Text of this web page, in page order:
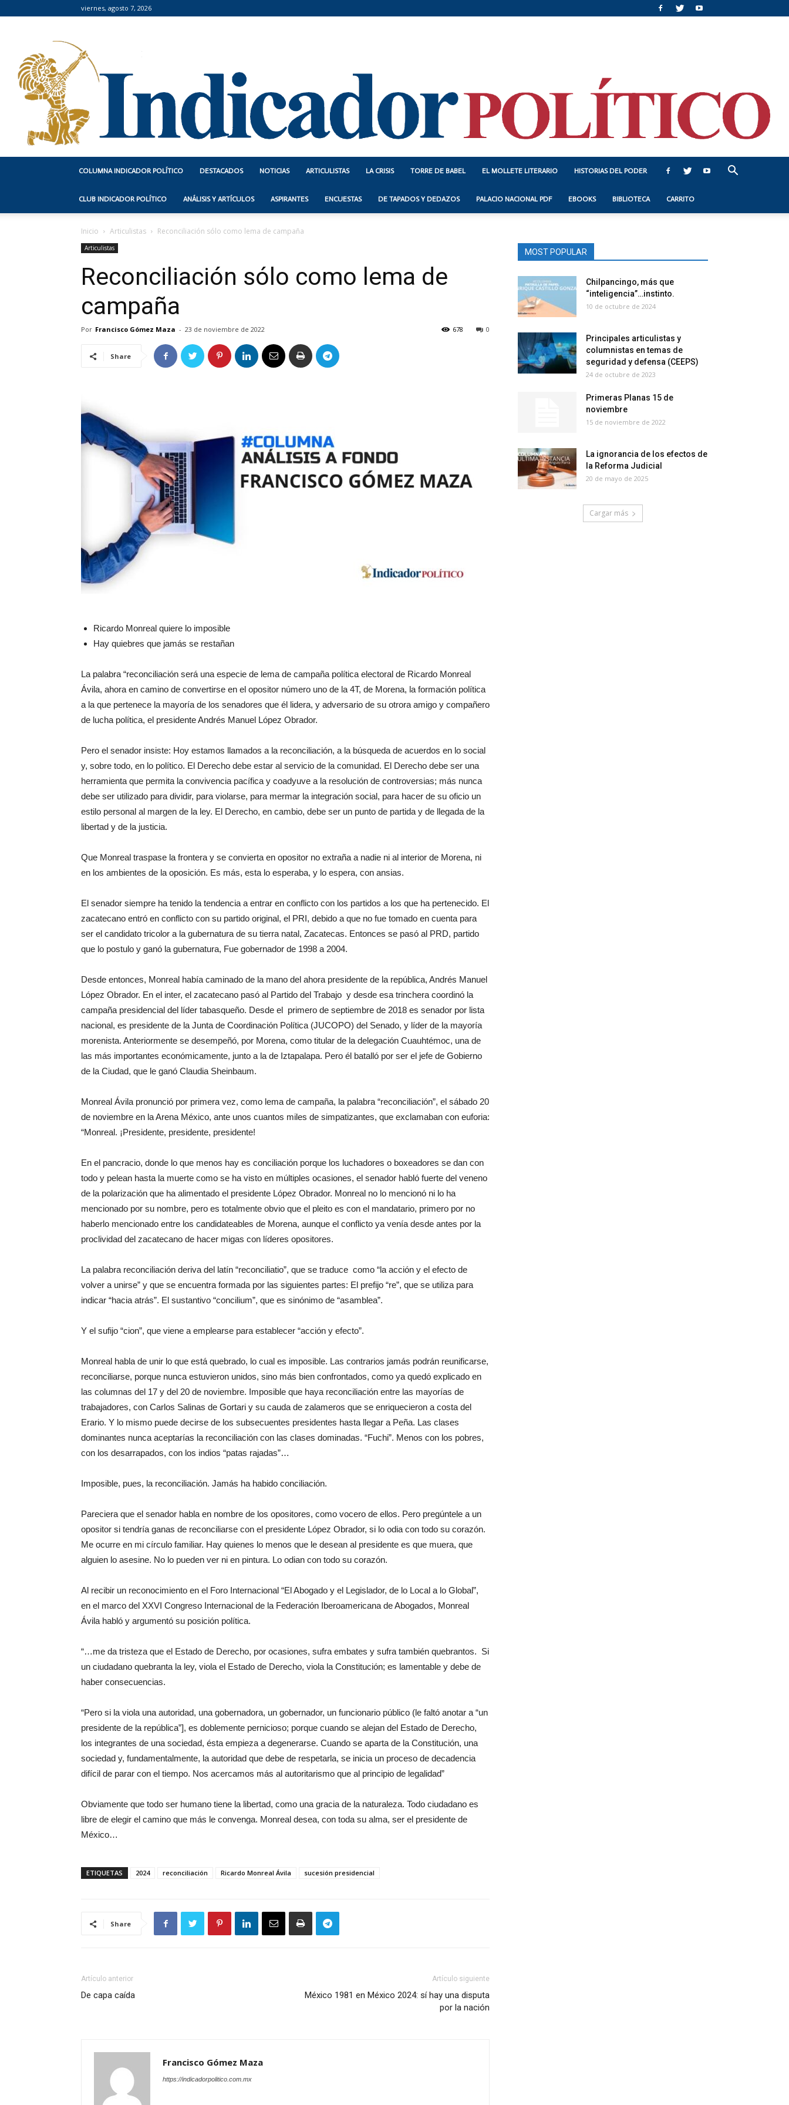
viernes, agosto 7, 2026
Indicador
Político
COLUMNA INDICADOR POLÍTICO DESTACADOS NOTICIAS ARTICULISTAS LA CRISIS TORRE DE BABEL EL MOLLETE LITERARIO HISTORIAS DEL PODER
CLUB INDICADOR POLÍTICO ANÁLISIS Y ARTÍCULOS ASPIRANTES ENCUESTAS DE TAPADOS Y DEDAZOS PALACIO NACIONAL PDF EBOOKS BIBLIOTECA CARRITO
Inicio Articulistas Reconciliación sólo como lema de campaña
Articulistas
Reconciliación sólo como lema de
campaña
Por Francisco Gómez Maza - 23 de noviembre de 2022 0
678
Share
Ricardo Monreal quiere lo imposible
Hay quiebres que jamás se restañan
La palabra “reconciliación será una especie de lema de campaña política electoral de Ricardo Monreal
Ávila, ahora en camino de convertirse en el opositor número uno de la 4T, de Morena, la formación política
a la que pertenece la mayoría de los senadores que él lidera, y adversario de su otrora amigo y compañero
de lucha política, el presidente Andrés Manuel López Obrador.
Pero el senador insiste: Hoy estamos llamados a la reconciliación, a la búsqueda de acuerdos en lo social
y, sobre todo, en lo político. El Derecho debe estar al servicio de la comunidad. El Derecho debe ser una
herramienta que permita la convivencia pacífica y coadyuve a la resolución de controversias; más nunca
debe ser utilizado para dividir, para violarse, para mermar la integración social, para hacer de su oficio un
estilo personal al margen de la ley. El Derecho, en cambio, debe ser un punto de partida y de llegada de la
libertad y de la justicia.
Que Monreal traspase la frontera y se convierta en opositor no extraña a nadie ni al interior de Morena, ni
en los ambientes de la oposición. Es más, esta lo esperaba, y lo espera, con ansias.
El senador siempre ha tenido la tendencia a entrar en conflicto con los partidos a los que ha pertenecido. El
zacatecano entró en conflicto con su partido original, el PRI, debido a que no fue tomado en cuenta para
ser el candidato tricolor a la gubernatura de su tierra natal, Zacatecas. Entonces se pasó al PRD, partido
que lo postulo y ganó la gubernatura, Fue gobernador de 1998 a 2004.
Desde entonces, Monreal había caminado de la mano del ahora presidente de la república, Andrés Manuel
López Obrador. En el inter, el zacatecano pasó al Partido del Trabajo y desde esa trinchera coordinó la
campaña presidencial del líder tabasqueño. Desde el primero de septiembre de 2018 es senador por lista
nacional, es presidente de la Junta de Coordinación Política (JUCOPO) del Senado, y líder de la mayoría
morenista. Anteriormente se desempeñó, por Morena, como titular de la delegación Cuauhtémoc, una de
las más importantes económicamente, junto a la de Iztapalapa. Pero él batalló por ser el jefe de Gobierno
de la Ciudad, que le ganó Claudia Sheinbaum.
Monreal Ávila pronunció por primera vez, como lema de campaña, la palabra “reconciliación”, el sábado 20
de noviembre en la Arena México, ante unos cuantos miles de simpatizantes, que exclamaban con euforia:
“Monreal. ¡Presidente, presidente, presidente!
En el pancracio, donde lo que menos hay es conciliación porque los luchadores o boxeadores se dan con
todo y pelean hasta la muerte como se ha visto en múltiples ocasiones, el senador habló fuerte del veneno
de la polarización que ha alimentado el presidente López Obrador. Monreal no lo mencionó ni lo ha
mencionado por su nombre, pero es totalmente obvio que el pleito es con el mandatario, primero por no
haberlo mencionado entre los candidateables de Morena, aunque el conflicto ya venía desde antes por la
proclividad del zacatecano de hacer migas con líderes opositores.
La palabra reconciliación deriva del latín “reconciliatio”, que se traduce como “la acción y el efecto de
volver a unirse” y que se encuentra formada por las siguientes partes: El prefijo “re”, que se utiliza para
indicar “hacia atrás”. El sustantivo “concilium”, que es sinónimo de “asamblea”.
Y el sufijo “cion”, que viene a emplearse para establecer “acción y efecto”.
Monreal habla de unir lo que está quebrado, lo cual es imposible. Las contrarios jamás podrán reunificarse,
reconciliarse, porque nunca estuvieron unidos, sino más bien confrontados, como ya quedó explicado en
las columnas del 17 y del 20 de noviembre. Imposible que haya reconciliación entre las mayorías de
trabajadores, con Carlos Salinas de Gortari y su cauda de zalameros que se enriquecieron a costa del
Erario. Y lo mismo puede decirse de los subsecuentes presidentes hasta llegar a Peña. Las clases
dominantes nunca aceptarías la reconciliación con las clases dominadas. “Fuchi”. Menos con los pobres,
con los desarrapados, con los indios “patas rajadas”…
Imposible, pues, la reconciliación. Jamás ha habido conciliación.
Pareciera que el senador habla en nombre de los opositores, como vocero de ellos. Pero pregúntele a un
opositor si tendría ganas de reconciliarse con el presidente López Obrador, si lo odia con todo su corazón.
Me ocurre en mi círculo familiar. Hay quienes lo menos que le desean al presidente es que muera, que
alguien lo asesine. No lo pueden ver ni en pintura. Lo odian con todo su corazón.
Al recibir un reconocimiento en el Foro Internacional “El Abogado y el Legislador, de lo Local a lo Global”,
en el marco del XXVI Congreso Internacional de la Federación Iberoamericana de Abogados, Monreal
Ávila habló y argumentó su posición política.
“…me da tristeza que el Estado de Derecho, por ocasiones, sufra embates y sufra también quebrantos. Si
un ciudadano quebranta la ley, viola el Estado de Derecho, viola la Constitución; es lamentable y debe de
haber consecuencias.
“Pero si la viola una autoridad, una gobernadora, un gobernador, un funcionario público (le faltó anotar a “un
presidente de la república”], es doblemente pernicioso; porque cuando se alejan del Estado de Derecho,
los integrantes de una sociedad, ésta empieza a degenerarse. Cuando se aparta de la Constitución, una
sociedad y, fundamentalmente, la autoridad que debe de respetarla, se inicia un proceso de decadencia
difícil de parar con el tiempo. Nos acercamos más al autoritarismo que al principio de legalidad”
Obviamente que todo ser humano tiene la libertad, como una gracia de la naturaleza. Todo ciudadano es
libre de elegir el camino que más le convenga. Monreal desea, con toda su alma, ser el presidente de
México…
ETIQUETAS 2024 reconciliación Ricardo Monreal Ávila sucesión presidencial
Share
Artículo anterior
De capa caída
Artículo siguiente
México 1981 en México 2024: sí hay una disputa
por la nación
Francisco Gómez Maza
https://indicadorpolitico.com.mx
MOST POPULAR
Chilpancingo, más que
“inteligencia”…instinto.
10 de octubre de 2024
Principales articulistas y
columnistas en temas de
seguridad y defensa (CEEPS)
24 de octubre de 2023
Primeras Planas 15 de
noviembre
15 de noviembre de 2022
La ignorancia de los efectos de
la Reforma Judicial
20 de mayo de 2025
Cargar más